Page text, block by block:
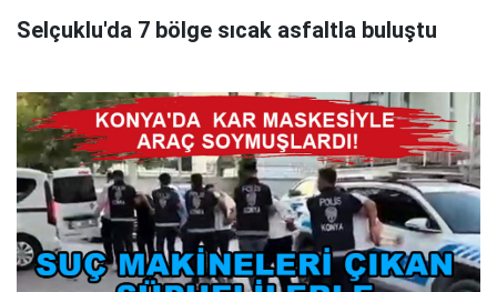
Selçuklu'da 7 bölge sıcak asfaltla buluştu